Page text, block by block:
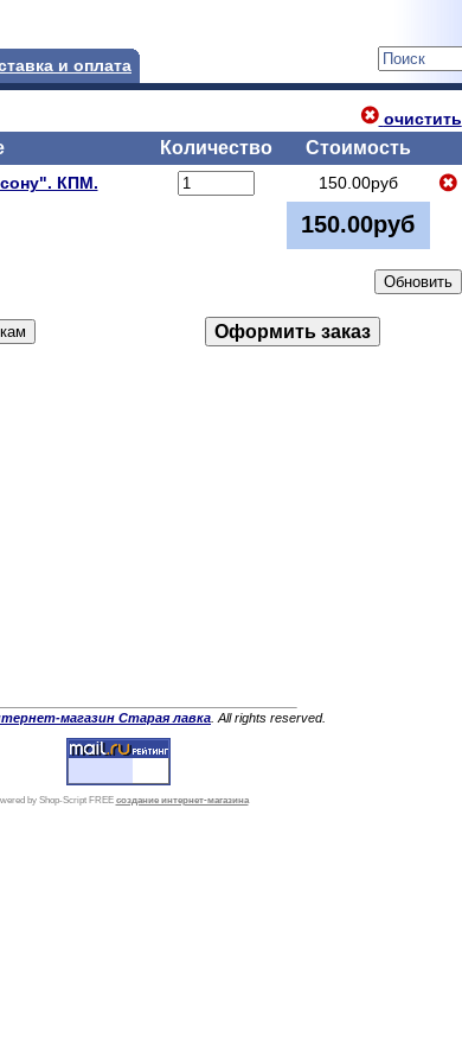
и оплата
очистить
Количество Стоимость
КПМ. 150.00руб
150.00руб
магазин Старая лавка . All rights reserved.
by Shop-Script FREE создание интернет-магазина